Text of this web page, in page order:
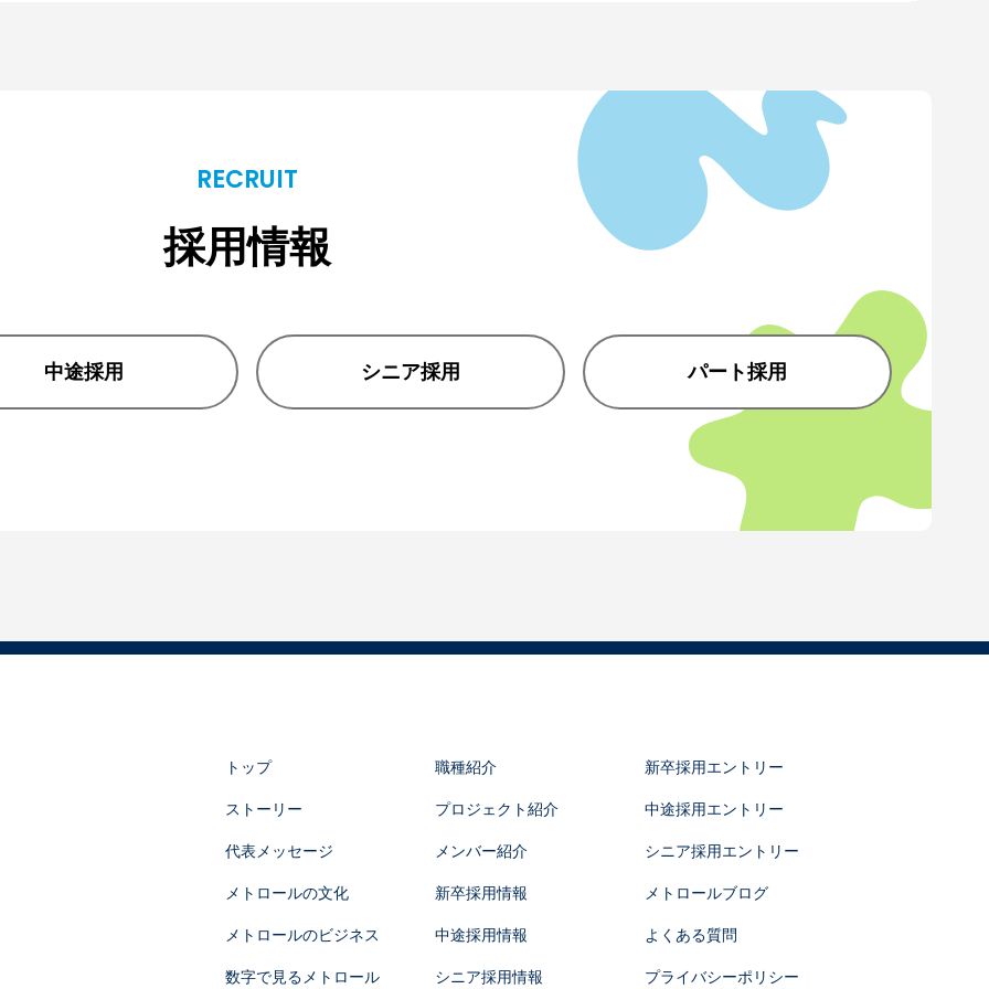
RECRUIT
採用情報
中途採用 シニア採用 パート採用
トップ
ストーリー
代表メッセージ
メトロールの文化
メトロールのビジネス
数字で見るメトロール
職種紹介
プロジェクト紹介
メンバー紹介
新卒採用情報
中途採用情報
シニア採用情報
新卒採用エントリー
中途採用エントリー
シニア採用エントリー
メトロールブログ
よくある質問
プライバシーポリシー